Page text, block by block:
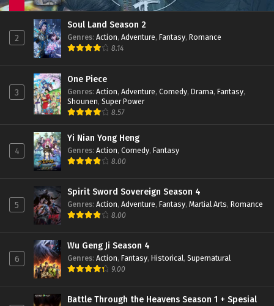
Soul Land Season 2 Episode 242 Subtitle
Indonesia
Eps 242 - January 14, 2023
Indonesia
Eps 241 - January 7, 2023
Soul Land Season 2 Episode 240 Part 2
Eps 240 - January 2, 2023
Soul Land Season 2 Episode 240 Part 2
Eps 240 - December 24, 2022
Soul Land Season 2 Episode 239 Subtitle
Soul Land Season 2 Episode 238 Subtitle
Indonesia
2
Soul Land Season 2
Genres: Action, Adventure, Fantasy, Romance
8.14
3
One Piece
Genres: Action, Adventure, Comedy, Drama, Fantasy,
Shounen, Super Power
8.57
4
Yi Nian Yong Heng
Genres: Action, Comedy, Fantasy
8.00
5
Spirit Sword Sovereign Season 4
Genres: Action, Adventure, Fantasy, Martial Arts, Romance
8.00
6
Wu Geng Ji Season 4
Genres: Action, Fantasy, Historical, Supernatural
9.00
Battle Through the Heavens Season 1 + Spesial